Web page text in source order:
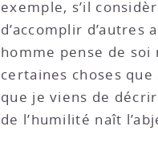
exemple, s’il
d’accomplir
homme pense de soi
certaines choses
que je viens de
de l’humilité naît